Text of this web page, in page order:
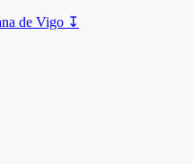
de Vigo ↧